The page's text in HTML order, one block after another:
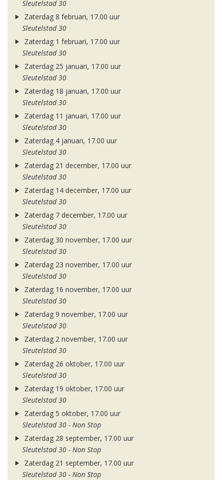
Sleutelstad 30
Zaterdag 8 februari, 17.00 uur
Sleutelstad 30
Zaterdag 1 februari, 17.00 uur
Sleutelstad 30
Zaterdag 25 januari, 17.00 uur
Sleutelstad 30
Zaterdag 18 januari, 17.00 uur
Sleutelstad 30
Zaterdag 11 januari, 17.00 uur
Sleutelstad 30
Zaterdag 4 januari, 17.00 uur
Sleutelstad 30
Zaterdag 21 december, 17.00 uur
Sleutelstad 30
Zaterdag 14 december, 17.00 uur
Sleutelstad 30
Zaterdag 7 december, 17.00 uur
Sleutelstad 30
Zaterdag 30 november, 17.00 uur
Sleutelstad 30
Zaterdag 23 november, 17.00 uur
Sleutelstad 30
Zaterdag 16 november, 17.00 uur
Sleutelstad 30
Zaterdag 9 november, 17.00 uur
Sleutelstad 30
Zaterdag 2 november, 17.00 uur
Sleutelstad 30
Zaterdag 26 oktober, 17.00 uur
Sleutelstad 30
Zaterdag 19 oktober, 17.00 uur
Sleutelstad 30
Zaterdag 5 oktober, 17.00 uur
Sleutelstad 30 - Non Stop
Zaterdag 28 september, 17.00 uur
Sleutelstad 30 - Non Stop
Zaterdag 21 september, 17.00 uur
Sleutelstad 30 - Non Stop